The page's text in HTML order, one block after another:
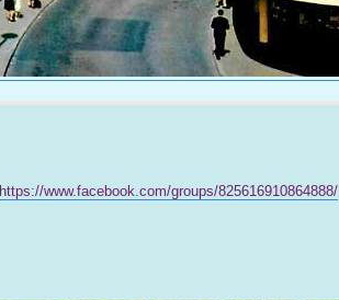
https://www.facebook.com/groups/825616910864888/